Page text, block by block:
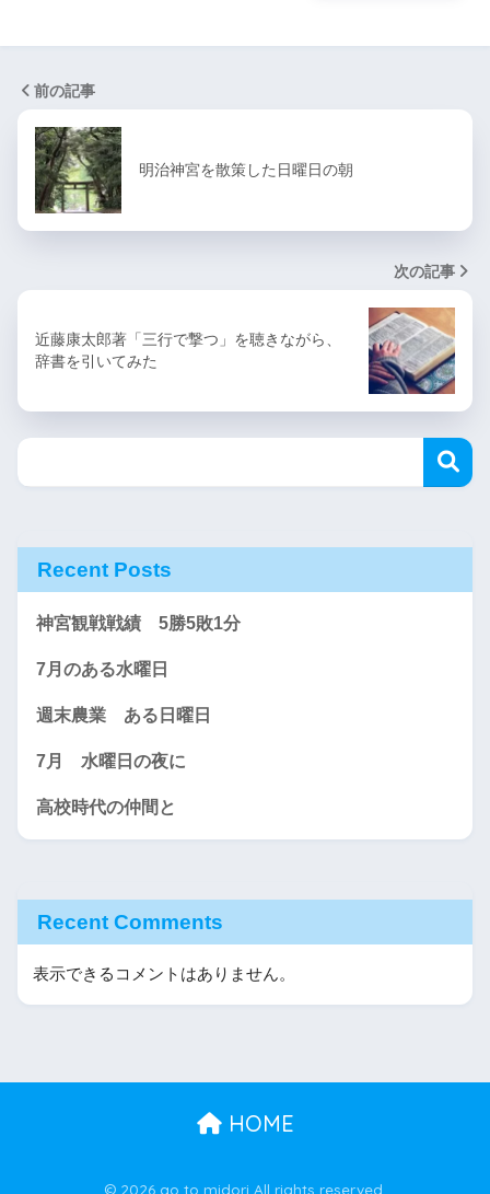
前の記事
明治神宮を散策した日曜日の朝
次の記事
近藤康太郎著「三行で撃つ」を聴きながら、
辞書を引いてみた
Recent Posts
神宮観戦戦績 5勝5敗1分
7月のある水曜日
週末農業 ある日曜日
7月 水曜日の夜に
高校時代の仲間と
Recent Comments
表示できるコメントはありません。
HOME
© 2026 ao to midori All rights reserved.